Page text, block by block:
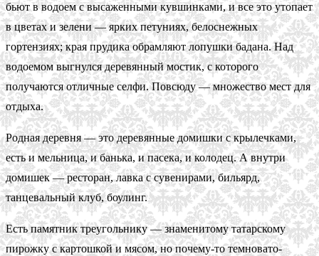
бьют в водоем с высаженными кувшинками, и все это утопает
в цветах и зелени — ярких петуниях, белоснежных
гортензиях; края прудика обрамляют лопушки бадана. Над
водоемом выгнулся деревянный мостик, с которого
получаются отличные селфи. Повсюду — множество мест для
отдыха.
Родная деревня — это деревянные домишки с крылечками,
есть и мельница, и банька, и пасека, и колодец. А внутри
домишек — ресторан, лавка с сувенирами, бильярд,
танцевальный клуб, боулинг.
Есть памятник треугольнику — знаменитому татарскому
пирожку с картошкой и мясом, но почему-то темновато-